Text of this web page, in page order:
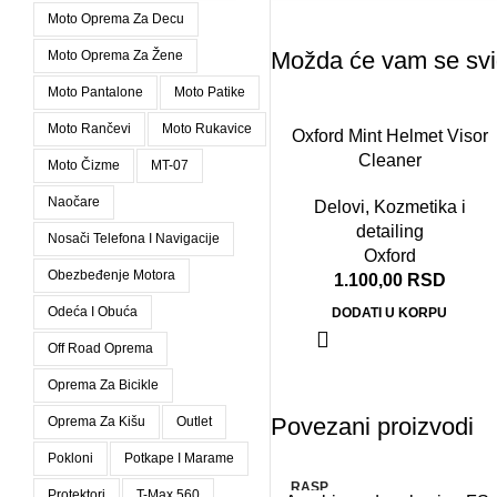
Možda će vam se
Oxford Mint Helmet Visor
Cleaner
Delovi, Kozmetika i
detailing
Oxford
1.100,00 RSD
DODATI U KORPU
Povezani proizvodi
RASP
Moto Oprema Za Decu
Moto Oprema Za Žene
Moto Pantalone Moto Patike
Moto Rančevi Moto Rukavice
Moto Čizme MT-07
Naočare
Nosači Telefona I Navigacije
Obezbeđenje Motora
Odeća I Obuća
Off Road Oprema
Oprema Za Bicikle
Oprema Za Kišu Outlet
Pokloni Potkape I Marame